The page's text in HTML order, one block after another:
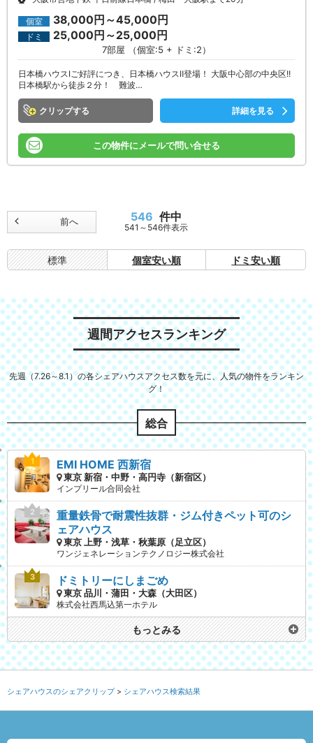
個室 38,000円～45,000円
ドミ 25,000円～25,000円
7部屋 （個室:5 + ドミ:2）
日本橋ハウスⅠご好評につき、日本橋ハウスⅡ登場！ 大阪中心部の中央区!!
日本橋駅から徒歩２分！ 難波…
クリップ 詳細を見る
この物件にメールで問い合せる
前へ 546 件中
541～546件表示
標準 個室安い順 ドミ安い順
週間アクセスランキング
先週（7.26～8.1）の各シェアハウスアクセス数を元に、人気の物件をランキン
グ！
総合
EMI HOME 西新宿
東京 新宿・中野・高円寺（新宿区）
インプリール合同会社
重量鉄骨で耐震性抜群・ジム付きペット可のシ
ェアハウス
東京 上野・浅草・秋葉原（足立区）
ワンジェネレーションテクノロジー株式会社
ドミトリーにしまごめ
東京 品川・蒲田・大森（大田区）
株式会社西馬込第一ホテル
もっとみる
シェアハウスのシェアクリップ シェアハウス検索結果